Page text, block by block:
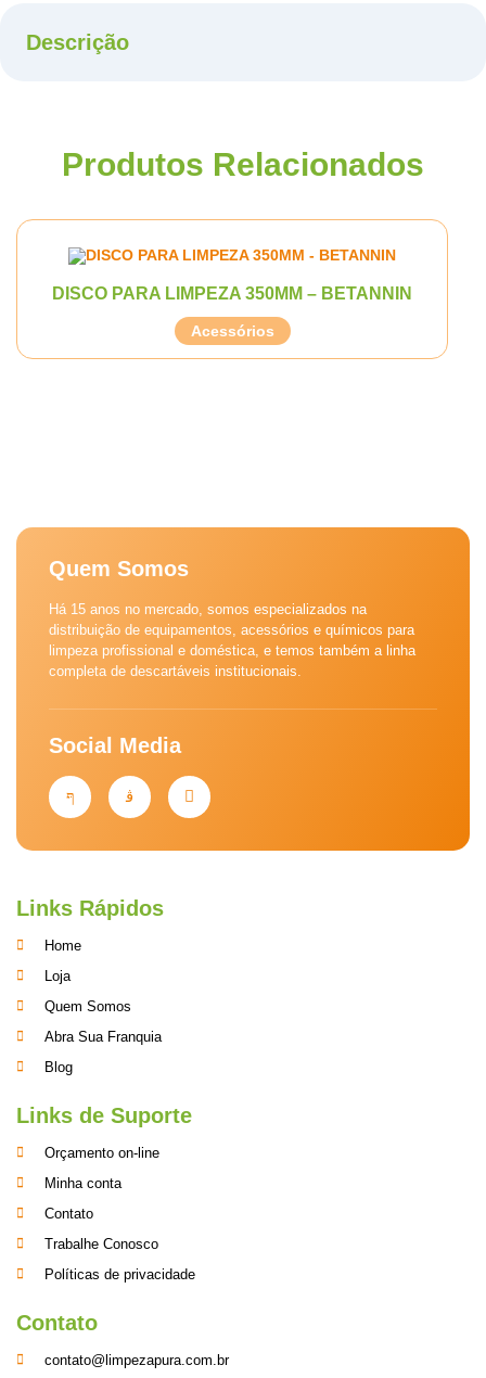
Descrição
Produtos Relacionados
DISCO PARA LIMPEZA 350MM – BETANNIN
Acessórios
Quem Somos
Há 15 anos no mercado, somos especializados na
distribuição de equipamentos, acessórios e químicos para
limpeza profissional e doméstica, e temos também a linha
completa de descartáveis institucionais.
Social Media
Links Rápidos
Home
Loja
Quem Somos
Abra Sua Franquia
Blog
Links de Suporte
Orçamento on-line
Minha conta
Contato
Trabalhe Conosco
Políticas de privacidade
Contato
contato@limpezapura.com.br